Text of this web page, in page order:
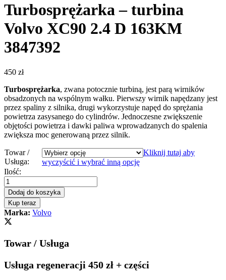
Turbosprężarka – turbina
Volvo XC90 2.4 D 163KM
3847392
450 zł
Turbosprężarka, zwana potocznie turbiną, jest parą wirników
obsadzonych na wspólnym wałku. Pierwszy wirnik napędzany jest
przez spaliny z silnika, drugi wykorzystuje napęd do sprężania
powietrza zasysanego do cylindrów. Jednoczesne zwiększenie
objętości powietrza i dawki paliwa wprowadzanych do spalenia
zwiększa moc generowaną przez silnik.
Towar /
Usługa:
Kliknij tutaj aby
wyczyścić i wybrać inną opcję
Turbosprężarka
turbina
Volvo
XC90
2.4
D
3847392
Ilość:
Dodaj do koszyka
Kup teraz
Marka: Volvo
Towar / Usługa
Usługa regeneracji 450 zł + części